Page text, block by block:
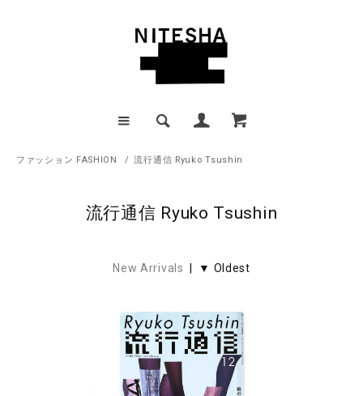
ファッション FASHION / 流行通信 Ryuko Tsushin
流行通信 Ryuko Tsushin
New Arrivals | ▼ Oldest